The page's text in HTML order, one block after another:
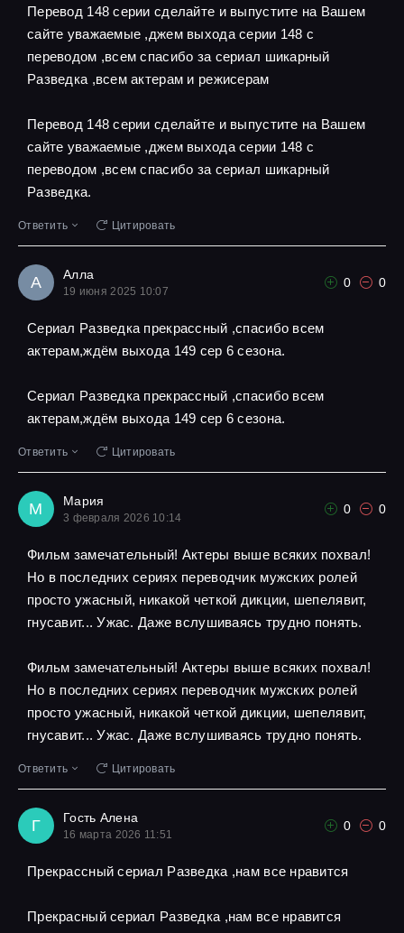
Перевод 148 серии сделайте и выпустите на Вашем
сайте уважаемые ,джем выхода серии 148 с
переводом ,всем спасибо за сериал шикарный
Разведка ,всем актерам и режисерам
Перевод 148 серии сделайте и выпустите на Вашем
сайте уважаемые ,джем выхода серии 148 с
переводом ,всем спасибо за сериал шикарный
Разведка.
Ответить Цитировать
А Алла
19 июня 2025 10:07
0 0
Сериал Разведка прекрассный ,спасибо всем
актерам,ждём выхода 149 сер 6 сезона.
Сериал Разведка прекрассный ,спасибо всем
актерам,ждём выхода 149 сер 6 сезона.
Ответить Цитировать
М Мария
3 февраля 2026 10:14
0 0
Фильм замечательный! Актеры выше всяких похвал!
Но в последних сериях переводчик мужских ролей
просто ужасный, никакой четкой дикции, шепелявит,
гнусавит... Ужас. Даже вслушиваясь трудно понять.
Фильм замечательный! Актеры выше всяких похвал!
Но в последних сериях переводчик мужских ролей
просто ужасный, никакой четкой дикции, шепелявит,
гнусавит... Ужас. Даже вслушиваясь трудно понять.
Ответить Цитировать
Г Гость Алена
16 марта 2026 11:51
0 0
Прекрассный сериал Разведка ,нам все нравится
Прекрасный сериал Разведка ,нам все нравится